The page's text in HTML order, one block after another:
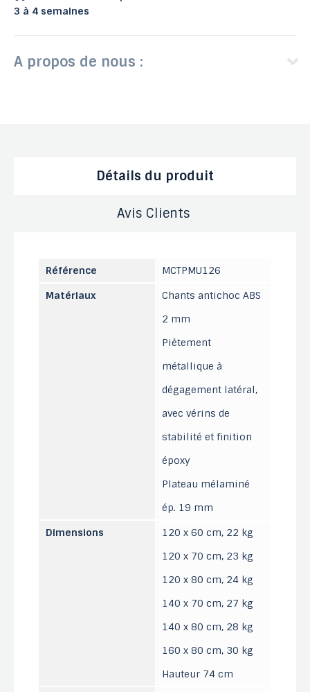
3 à 4 semaines
A propos de nous :
Détails du produit
Avis Clients
Référence
MCTPMU126
Matériaux
Chants antichoc ABS
2 mm
Piètement
métallique à
dégagement latéral,
avec vérins de
stabilité et finition
époxy
Plateau mélaminé
ép. 19 mm
Dimensions
120 x 60 cm, 22 kg
120 x 70 cm, 23 kg
120 x 80 cm, 24 kg
140 x 70 cm, 27 kg
140 x 80 cm, 28 kg
160 x 80 cm, 30 kg
Hauteur 74 cm